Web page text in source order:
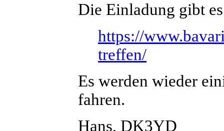
Die Einladung gibt
https://
treffen/
Es werden wieder
fahren.
Hans, DK3YD